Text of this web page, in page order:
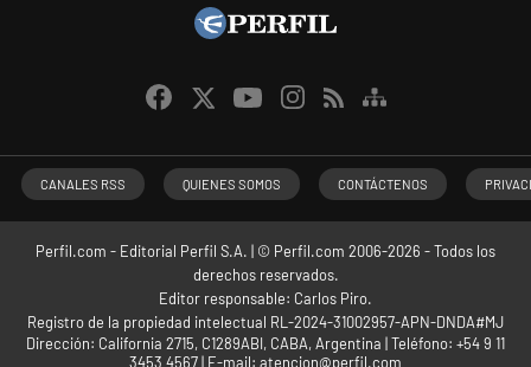
CANALES RSS QUIENES SOMOS CONTÁCTENOS
Perfil.com - Editorial Perfil S.A. | © Perfil.com 2006-2026 - Todos los
derechos reservados.
Editor responsable: Carlos Piro.
Registro de la propiedad intelectual RL-2024-31002957-APN-DNDA#MJ
Dirección: California 2715, C1289ABI, CABA, Argentina | Teléfono: +54 9 11
3453 4567| E-mail: atencion@perfil.com